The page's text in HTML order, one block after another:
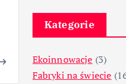
Kategorie
Ekoinnowacje (3)
Fabryki na świecie